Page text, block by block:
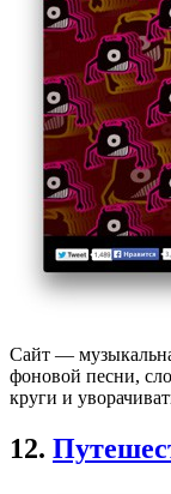
Сайт —
фоновой песни,
круги и
12.